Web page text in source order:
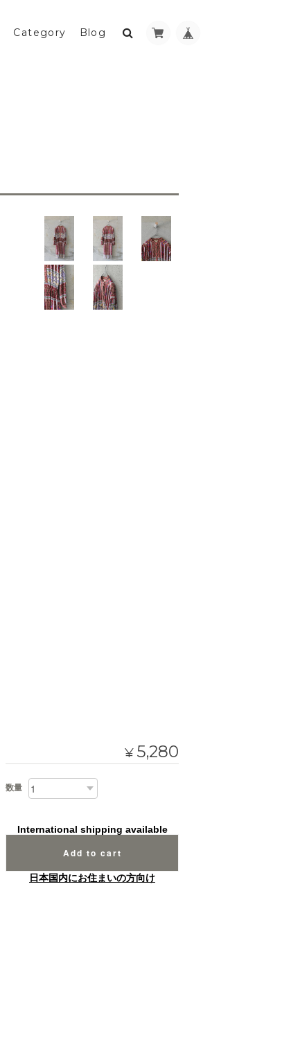
Category Blog
¥ 5,280
数量
International shipping available
Add to cart
日本国内にお住まいの方向け